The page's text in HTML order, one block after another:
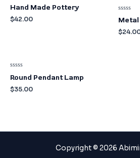
Valorado
en
0
de
Hand Made Pottery
$42.00
Valorado
en
0
de
Metal
$
Valorado
en
0
de
Round Pendant Lamp
$35.00
Copyright © 2026